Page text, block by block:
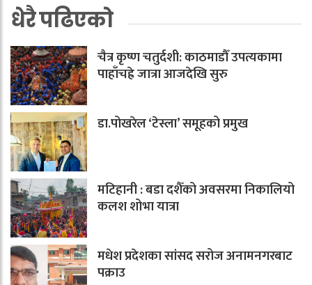
धेरै पढिएको
चैत्र कृष्ण चतुर्दशी: काठमाडौँ उपत्यकामा
पाहाँचह्रे जात्रा आजदेखि सुरु
डा.पोखरेल ‘टेस्ला’ समूहको प्रमुख
मटिहानी : बडा दशैँको अवसरमा निकालियो
कलश शोभा यात्रा
मधेश प्रदेशका सांसद सरोज अनामनगरबाट
पक्राउ